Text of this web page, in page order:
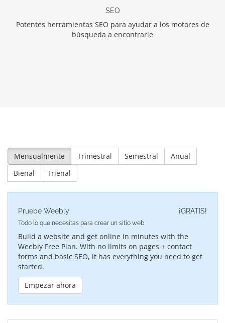
SEO
Potentes herramientas SEO para ayudar a los motores de
búsqueda a encontrarle
Mensualmente Trimestral Semestral
Anual
Bienal
Trienal
¡GRATIS!
Pruebe Weebly
Todo lo que necesitas para crear un sitio web
Build a website and get online in minutes with the
Weebly Free Plan. With no limits on pages + contact
forms and basic SEO, it has everything you need to get
started.
Empezar ahora